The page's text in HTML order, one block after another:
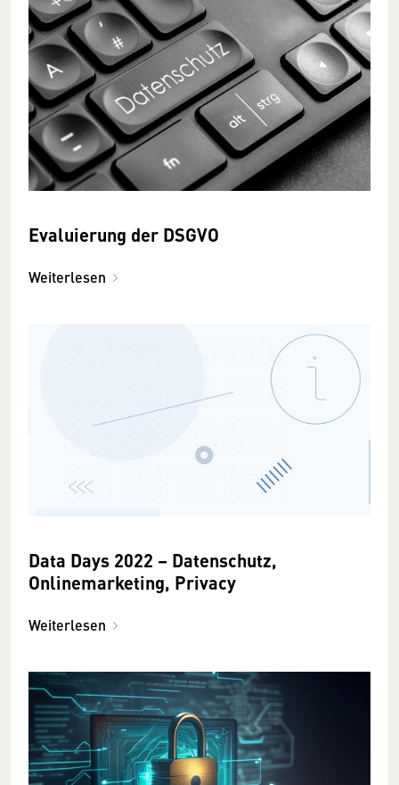
Evaluierung der DSGVO
Weiterlesen
Data Days 2022 – Datenschutz,
Onlinemarketing, Privacy
Weiterlesen